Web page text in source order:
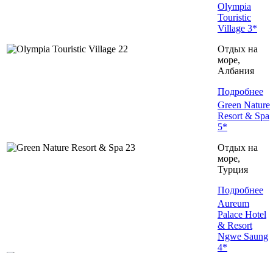
Olympia
Touristic
Village 3*
Отдых на
море,
Албания
Подробнее
Green Nature
Resort & Spa
5*
Отдых на
море,
Турция
Подробнее
Aureum
Palace Hotel
& Resort
Ngwe Saung
4*